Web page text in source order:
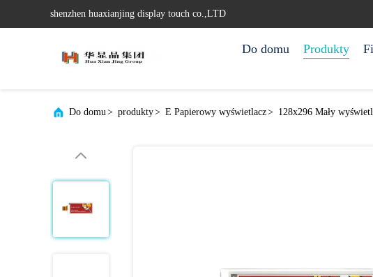
shenzhen huaxianjing display touch co.,LTD
Do domu Produkty
Do domu> produkty> E Papierowy wyświetlacz> 128x296 Mały